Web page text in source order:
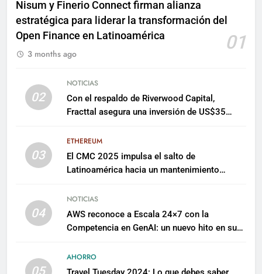
Nisum y Finerio Connect firman alianza
estratégica para liderar la transformación del
Open Finance en Latinoamérica
01
3 months ago
02
NOTICIAS
Con el respaldo de Riverwood Capital,
Fracttal asegura una inversión de US$35
03
ETHEREUM
El CMC 2025 impulsa el salto de
Latinoamérica hacia un mantenimiento
04
NOTICIAS
AWS reconoce a Escala 24×7 con la
Competencia en GenAI: un nuevo hito en su
05
AHORRO